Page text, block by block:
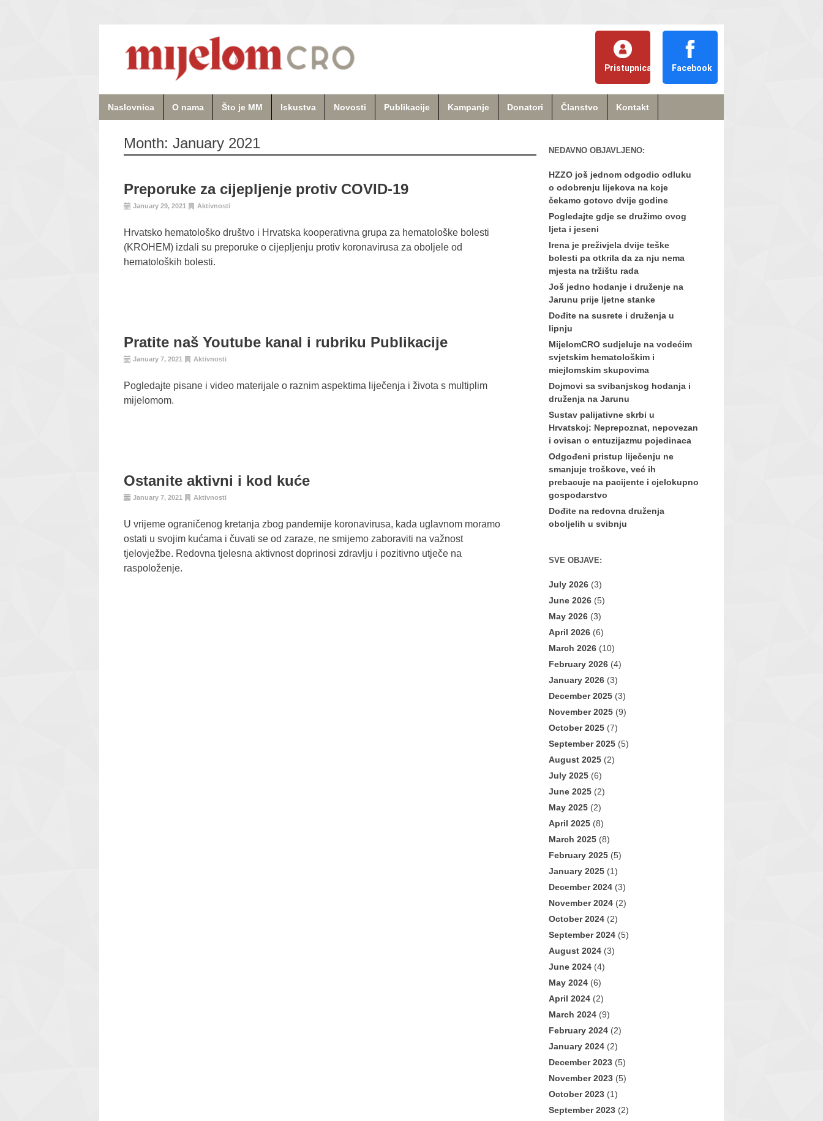
Pristupnica Facebook
Naslovnica O nama Što je MM Iskustva Novosti Publikacije Kampanje Donatori Članstvo Kontakt
Month: January 2021
Preporuke za cijepljenje protiv COVID-19
January 29, 2021 Aktivnosti
Hrvatsko hematološko društvo i Hrvatska kooperativna grupa za hematološke bolesti
(KROHEM) izdali su preporuke o cijepljenju protiv koronavirusa za oboljele od
hematoloških bolesti.
Pratite naš Youtube kanal i rubriku Publikacije
January 7, 2021 Aktivnosti
Pogledajte pisane i video materijale o raznim aspektima liječenja i života s multiplim
mijelomom.
Ostanite aktivni i kod kuće
January 7, 2021 Aktivnosti
U vrijeme ograničenog kretanja zbog pandemije koronavirusa, kada uglavnom moramo
ostati u svojim kućama i čuvati se od zaraze, ne smijemo zaboraviti na važnost
tjelovježbe. Redovna tjelesna aktivnost doprinosi zdravlju i pozitivno utječe na
raspoloženje.
NEDAVNO OBJAVLJENO:
HZZO još jednom odgodio odluku
o odobrenju lijekova na koje
čekamo gotovo dvije godine
Pogledajte gdje se družimo ovog
ljeta i jeseni
Irena je preživjela dvije teške
bolesti pa otkrila da za nju nema
mjesta na tržištu rada
Još jedno hodanje i druženje na
Jarunu prije ljetne stanke
Dođite na susrete i druženja u
lipnju
MijelomCRO sudjeluje na vodećim
svjetskim hematološkim i
miejlomskim skupovima
Dojmovi sa svibanjskog hodanja i
druženja na Jarunu
Sustav palijativne skrbi u
Hrvatskoj: Neprepoznat, nepovezan
i ovisan o entuzijazmu pojedinaca
Odgođeni pristup liječenju ne
smanjuje troškove, već ih
prebacuje na pacijente i cjelokupno
gospodarstvo
Dođite na redovna druženja
oboljelih u svibnju
SVE OBJAVE:
July 2026 (3)
June 2026 (5)
May 2026 (3)
April 2026 (6)
March 2026 (10)
February 2026 (4)
January 2026 (3)
December 2025 (3)
November 2025 (9)
October 2025 (7)
September 2025 (5)
August 2025 (2)
July 2025 (6)
June 2025 (2)
May 2025 (2)
April 2025 (8)
March 2025 (8)
February 2025 (5)
January 2025 (1)
December 2024 (3)
November 2024 (2)
October 2024 (2)
September 2024 (5)
August 2024 (3)
June 2024 (4)
May 2024 (6)
April 2024 (2)
March 2024 (9)
February 2024 (2)
January 2024 (2)
December 2023 (5)
November 2023 (5)
October 2023 (1)
September 2023 (2)